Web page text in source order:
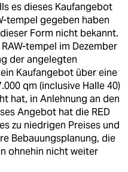
es dieses Kaufangebot
tempel gegeben haben
Form nicht bekannt.
tempel im Dezember
der angelegten
Kaufangebot über eine
qm (inclusive Halle 40)
hat, in Anlehnung an den
Angebot hat die RED
zu niedrigen Preises und
Bebauungsplanung, die
ohnehin nicht weiter